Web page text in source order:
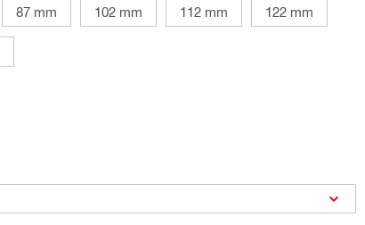
87 mm 102 mm 112 mm 122 mm